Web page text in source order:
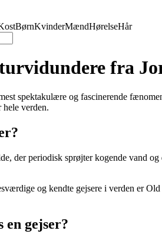
BørnKvinderMændHørelseHår
fra
spektakulære og fascinerende
hele verden.
der periodisk sprøjter kogende vand
og kendte gejsere i verden er
en gejser?